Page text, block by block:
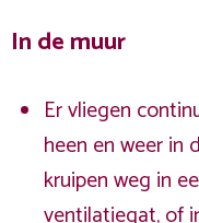
In de muur
Er vliegen
heen en weer in
kruipen weg in